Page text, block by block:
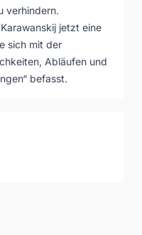
verhindern.
jetzt eine
sich mit der
Abläufen und
befasst.